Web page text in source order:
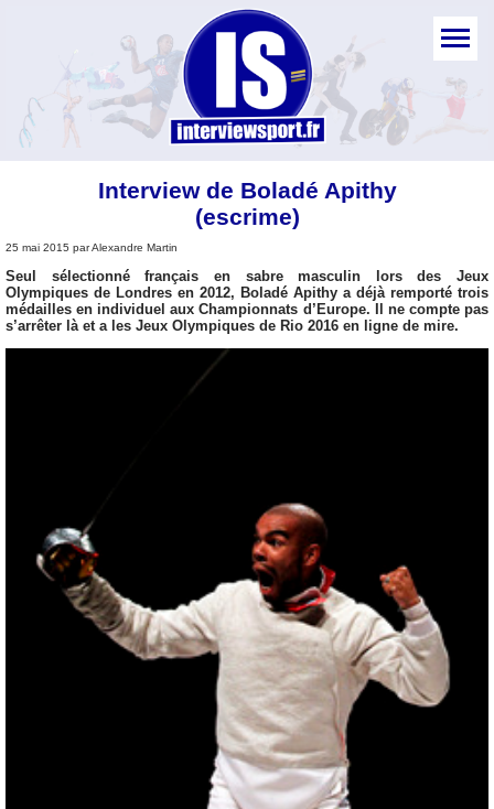
Interview de Boladé Apithy
(escrime)
25 mai 2015 par Alexandre Martin
Seul sélectionné français en sabre masculin lors des Jeux
Olympiques de Londres en 2012, Boladé Apithy a déjà remporté trois
médailles en individuel aux Championnats d’Europe. Il ne compte pas
s’arrêter là et a les Jeux Olympiques de Rio 2016 en ligne de mire.